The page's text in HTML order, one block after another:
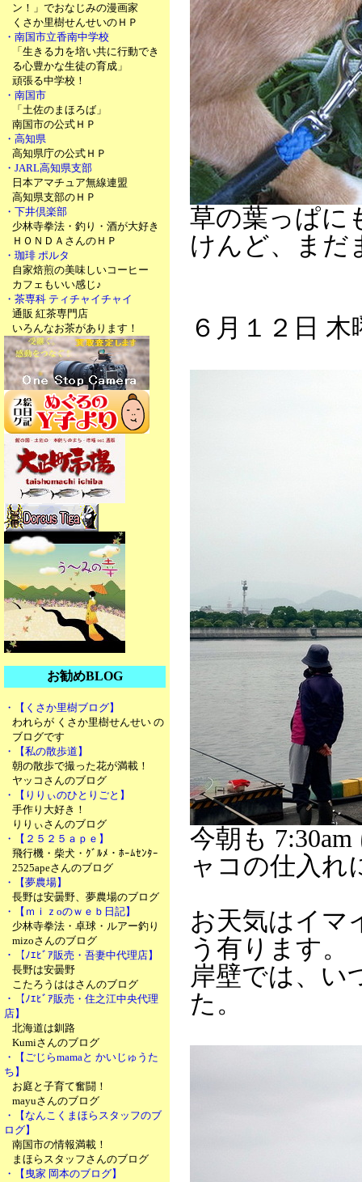
ン！」でおなじみの漫画家
くさか里樹せんせいのＨＰ
・南国市立香南中学校
「生きる力を培い共に行動でき
る心豊かな生徒の育成」
頑張る中学校！
・南国市
「土佐のまほろば」
南国市の公式ＨＰ
・高知県
高知県庁の公式ＨＰ
・JARL高知県支部
日本アマチュア無線連盟
高知県支部のＨＰ
・下井倶楽部
少林寺拳法・釣り・酒が大好き
ＨＯＮＤＡさんのＨＰ
・珈琲 ポルタ
自家焙煎の美味しいコーヒー
カフェもいい感じ♪
・茶専科 ティチャイチャイ
通販 紅茶専門店
いろんなお茶があります！
お勧めBLOG
・【くさか里樹ブログ】
われらが くさか里樹せんせい の
ブログです
・【私の散歩道】
朝の散歩で撮った花が満載！
ヤッコさんのブログ
・【りりぃのひとりごと】
手作り大好き！
りりぃさんのブログ
・【２５２５ａｐｅ】
飛行機・柴犬・ｸﾞﾙﾒ・ﾎｰﾑｾﾝﾀｰ
2525apeさんのブログ
・【夢農場】
長野は安曇野、夢農場のブログ
・【ｍｉｚoのｗｅｂ日記】
少林寺拳法・卓球・ルアー釣り
mizoさんのブログ
・【ﾉｴﾋﾞｱ販売・吾妻中代理店】
長野は安曇野
こたろうははさんのブログ
・【ﾉｴﾋﾞｱ販売・住之江中央代理
店】
北海道は釧路
Kumiさんのブログ
・【ごじらmamaと かいじゅうた
ち】
お庭と子育て奮闘！
mayuさんのブログ
・【なんこくまほらスタッフのブ
ログ】
南国市の情報満載！
まほらスタッフさんのブログ
・【曳家 岡本のブログ】
草の葉っぱに
けんど、まだ
６月１２日 木
今朝も
ャコの仕入れ
お天気はイマ
う有ります。
岸壁では、い
た。